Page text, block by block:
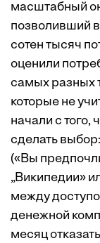
масштабный
позволивший
сотен тысяч
оценили
самых разных
которые не
начали с того,
сделать
(«Вы
„Википедии»
между
денежной
месяц